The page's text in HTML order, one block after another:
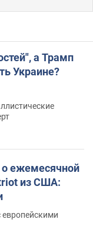
а Трамп
Украине?
о ежемесячной
из США:
европейскими